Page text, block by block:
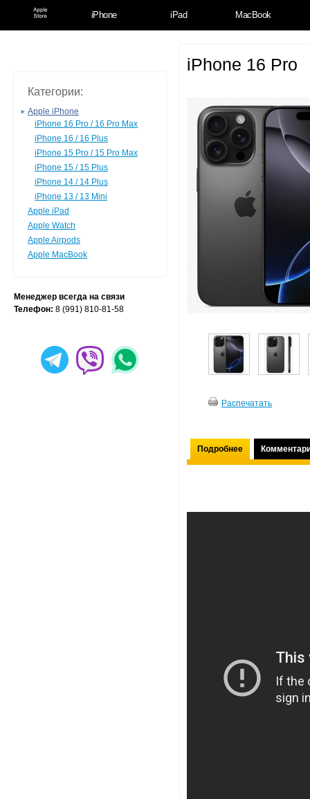
iPhone iPad MacBook
Категории:
Apple iPhone
iPhone 16 Pro / 16 Pro Max
iPhone 16 / 16 Plus
iPhone 15 Pro / 15 Pro Max
iPhone 15 / 15 Plus
iPhone 14 / 14 Plus
iPhone 13 / 13 Mini
Apple iPad
Apple Watch
Apple Airpods
Apple MacBook
Менеджер всегда на связи
Телефон: 8 (991) 810-81-58
iPhone 16 Pro
Распечатать
Подробнее